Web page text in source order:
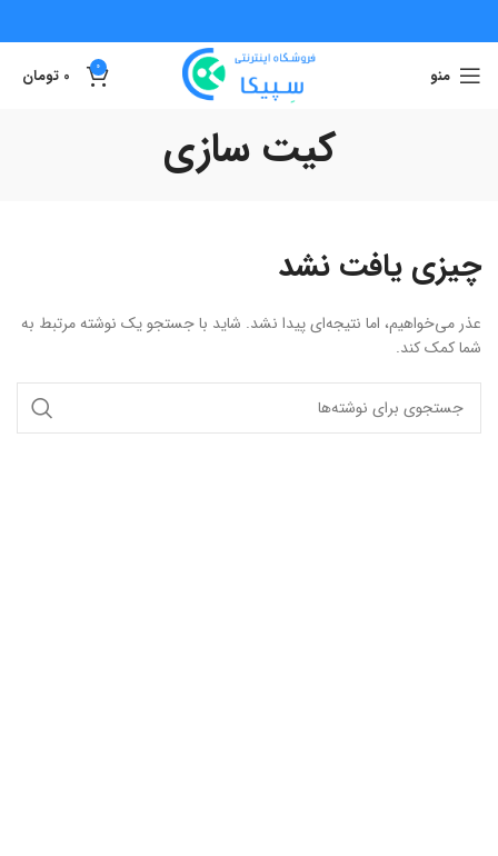
منو 0
0 تومان
کیت سازی
چیزی یافت نشد
عذر می‌خواهیم، اما نتیجه‌ای پیدا نشد. شاید با جستجو یک نوشته مرتبط به
شما کمک کند.